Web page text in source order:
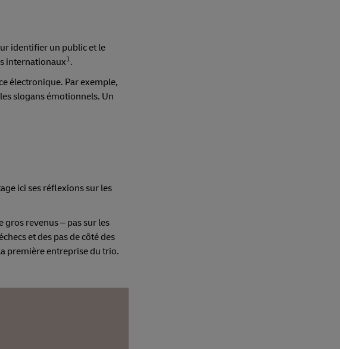
identifier un public et le
internationaux1.
électronique. Par exemple,
slogans émotionnels. Un
ici ses réflexions sur les
gros revenus – pas sur les
et des pas de côté des
première entreprise du trio.